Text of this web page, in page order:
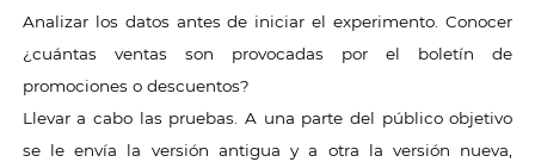
Analizar los datos antes de iniciar el experimento. Conocer
¿cuántas ventas son provocadas por el boletín de
promociones o descuentos?
Llevar a cabo las pruebas. A una parte del público objetivo
se le envía la versión antigua y a otra la versión nueva,